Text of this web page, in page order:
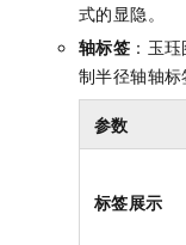
式的显隐。
轴标签 ：玉
制半径轴轴标
参数
标签展示